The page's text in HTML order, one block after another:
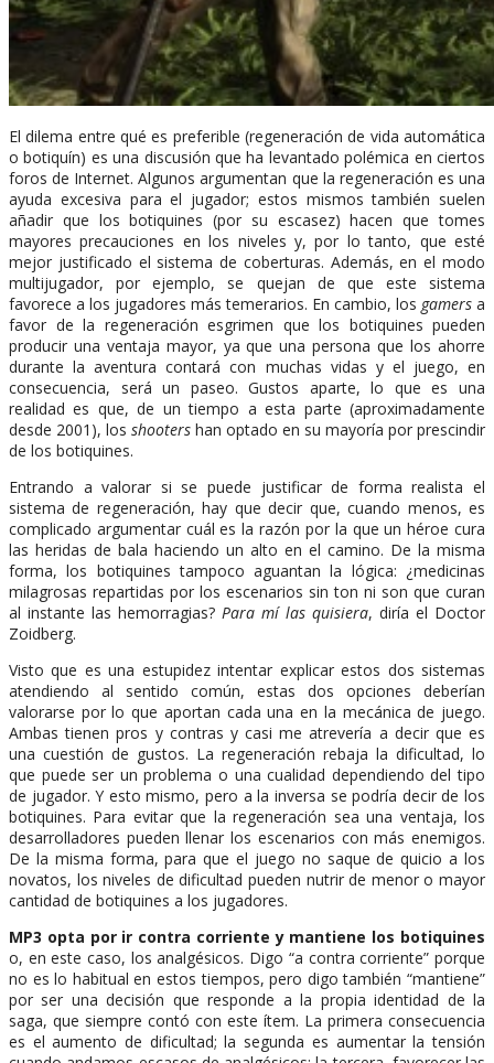
El dilema entre qué es preferible (regeneración de vida automática
o botiquín) es una discusión que ha levantado polémica en ciertos
foros de Internet. Algunos argumentan que la regeneración es una
ayuda excesiva para el jugador; estos mismos también suelen
añadir que los botiquines (por su escasez) hacen que tomes
mayores precauciones en los niveles y, por lo tanto, que esté
mejor justificado el sistema de coberturas. Además, en el modo
multijugador, por ejemplo, se quejan de que este sistema
favorece a los jugadores más temerarios. En cambio, los gamers a
favor de la regeneración esgrimen que los botiquines pueden
producir una ventaja mayor, ya que una persona que los ahorre
durante la aventura contará con muchas vidas y el juego, en
consecuencia, será un paseo. Gustos aparte, lo que es una
realidad es que, de un tiempo a esta parte (aproximadamente
desde 2001), los shooters han optado en su mayoría por prescindir
de los botiquines.
Entrando a valorar si se puede justificar de forma realista el
sistema de regeneración, hay que decir que, cuando menos, es
complicado argumentar cuál es la razón por la que un héroe cura
las heridas de bala haciendo un alto en el camino. De la misma
forma, los botiquines tampoco aguantan la lógica: ¿medicinas
milagrosas repartidas por los escenarios sin ton ni son que curan
al instante las hemorragias? Para mí las quisiera, diría el Doctor
Zoidberg.
Visto que es una estupidez intentar explicar estos dos sistemas
atendiendo al sentido común, estas dos opciones deberían
valorarse por lo que aportan cada una en la mecánica de juego.
Ambas tienen pros y contras y casi me atrevería a decir que es
una cuestión de gustos. La regeneración rebaja la dificultad, lo
que puede ser un problema o una cualidad dependiendo del tipo
de jugador. Y esto mismo, pero a la inversa se podría decir de los
botiquines. Para evitar que la regeneración sea una ventaja, los
desarrolladores pueden llenar los escenarios con más enemigos.
De la misma forma, para que el juego no saque de quicio a los
novatos, los niveles de dificultad pueden nutrir de menor o mayor
cantidad de botiquines a los jugadores.
MP3 opta por ir contra corriente y mantiene los botiquines
o, en este caso, los analgésicos. Digo “a contra corriente” porque
no es lo habitual en estos tiempos, pero digo también “mantiene”
por ser una decisión que responde a la propia identidad de la
saga, que siempre contó con este ítem. La primera consecuencia
es el aumento de dificultad; la segunda es aumentar la tensión